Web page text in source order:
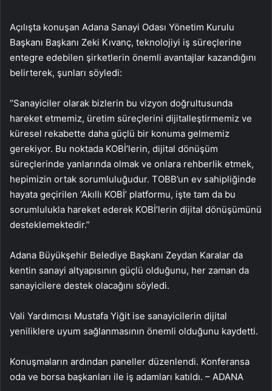
Açılışta konuşan Adana Sanayi Odası Yönetim Kurulu
Başkanı Başkanı Zeki Kıvanç, teknolojiyi iş süreçlerine
entegre edebilen şirketlerin önemli avantajlar kazandığını
belirterek, şunları söyledi:
“Sanayiciler olarak bizlerin bu vizyon doğrultusunda
hareket etmemiz, üretim süreçlerini dijitalleştirmemiz ve
küresel rekabette daha güçlü bir konuma gelmemiz
gerekiyor. Bu noktada KOBİ’lerin, dijital dönüşüm
süreçlerinde yanlarında olmak ve onlara rehberlik etmek,
hepimizin ortak sorumluluğudur. TOBB’un ev sahipliğinde
hayata geçirilen ‘Akıllı KOBİ’ platformu, işte tam da bu
sorumlulukla hareket ederek KOBİ’lerin dijital dönüşümünü
desteklemektedir.”
Adana Büyükşehir Belediye Başkanı Zeydan Karalar da
kentin sanayi altyapısının güçlü olduğunu, her zaman da
sanayicilere destek olacağını söyledi.
Vali Yardımcısı Mustafa Yiğit ise sanayicilerin dijital
yeniliklere uyum sağlanmasının önemli olduğunu kaydetti.
Konuşmaların ardından paneller düzenlendi. Konferansa
oda ve borsa başkanları ile iş adamları katıldı. – ADANA